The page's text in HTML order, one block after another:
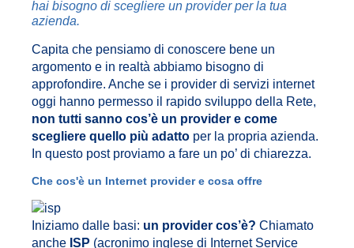
hai bisogno di scegliere un provider per la tua
azienda.
Capita che pensiamo di conoscere bene un
argomento e in realtà abbiamo bisogno di
approfondire. Anche se i provider di servizi internet
oggi hanno permesso il rapido sviluppo della Rete,
non tutti sanno cos’è un provider e come
scegliere quello più adatto per la propria azienda.
In questo post proviamo a fare un po’ di chiarezza.
Che cos'è un Internet provider e cosa offre
Iniziamo dalle basi: un provider cos’è? Chiamato
anche ISP (acronimo inglese di Internet Service